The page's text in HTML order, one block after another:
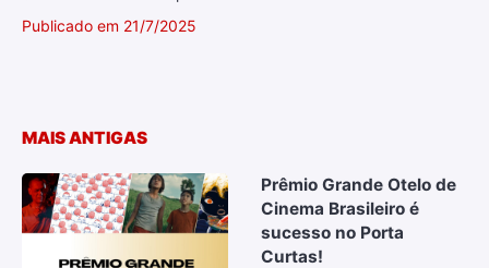
Publicado em 21/7/2025
MAIS ANTIGAS
Prêmio Grande Otelo de
Cinema Brasileiro é
sucesso no Porta
Curtas!